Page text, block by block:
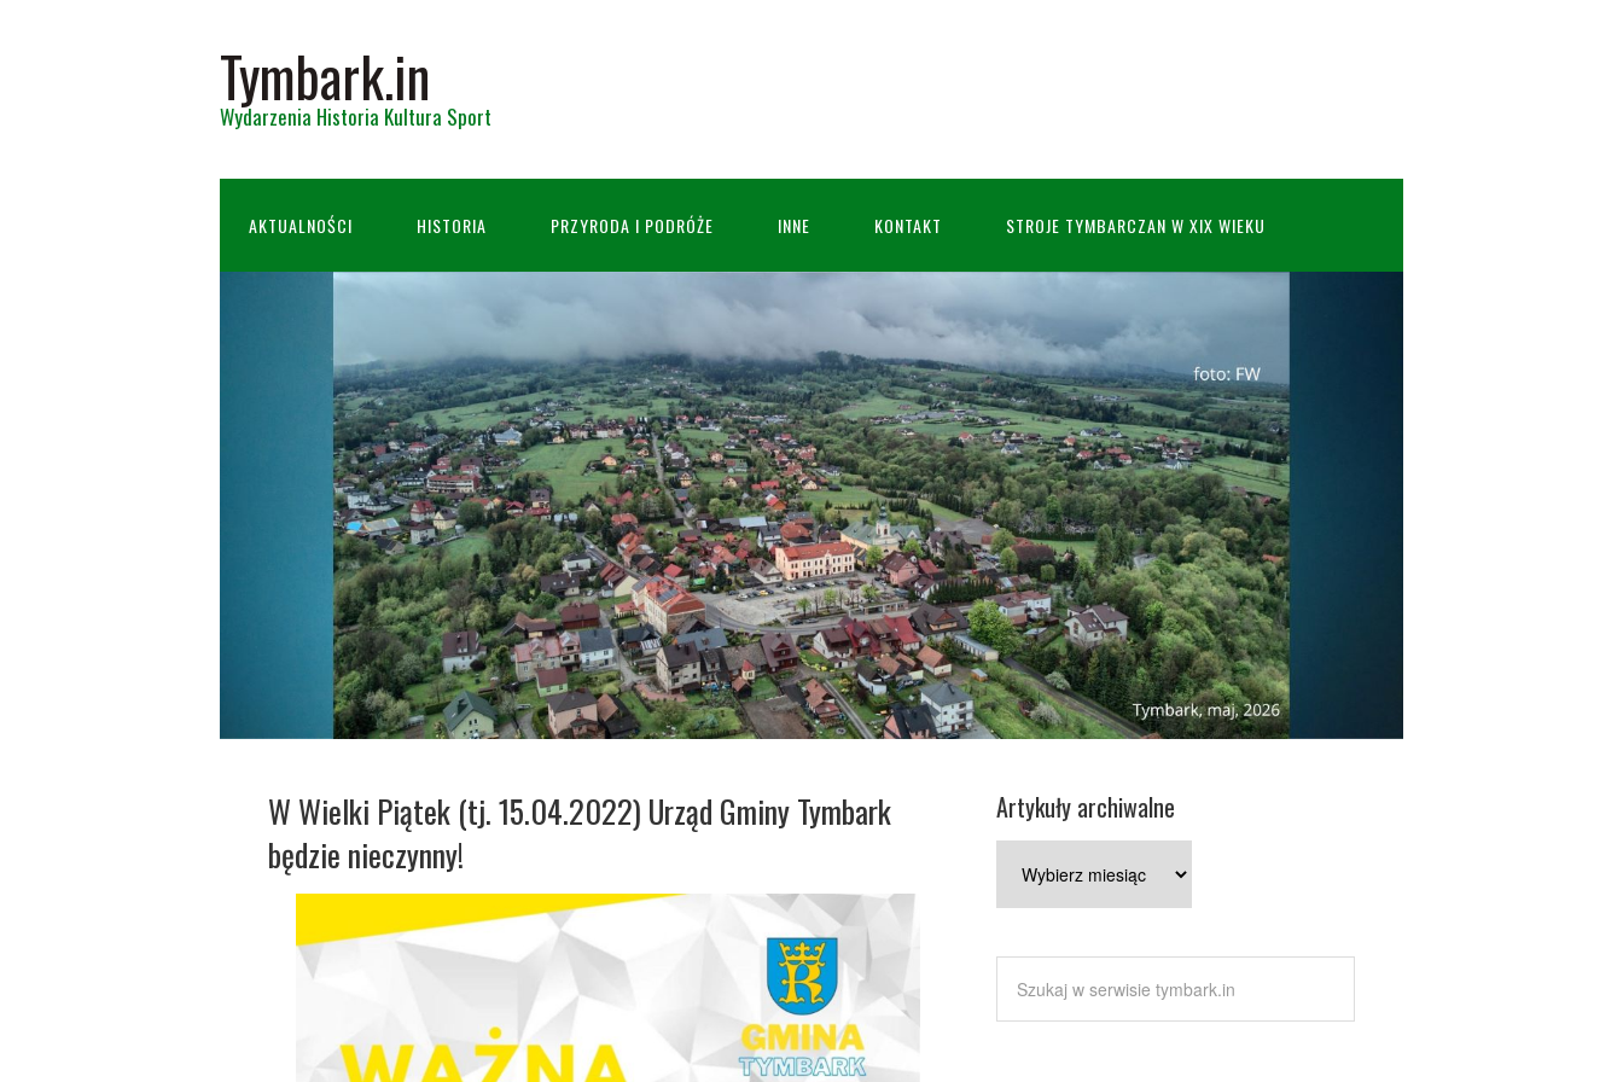
Tymbark.in
Wydarzenia Historia Kultura Sport
AKTUALNOŚCI HISTORIA PRZYRODA I PODRÓŻE INNE KONTAKT STROJE TYMBARCZAN W XIX WIEKU
W Wielki Piątek (tj. 15.04.2022) Urząd Gminy Tymbark
będzie nieczynny!
Artykuły archiwalne
archiwalne